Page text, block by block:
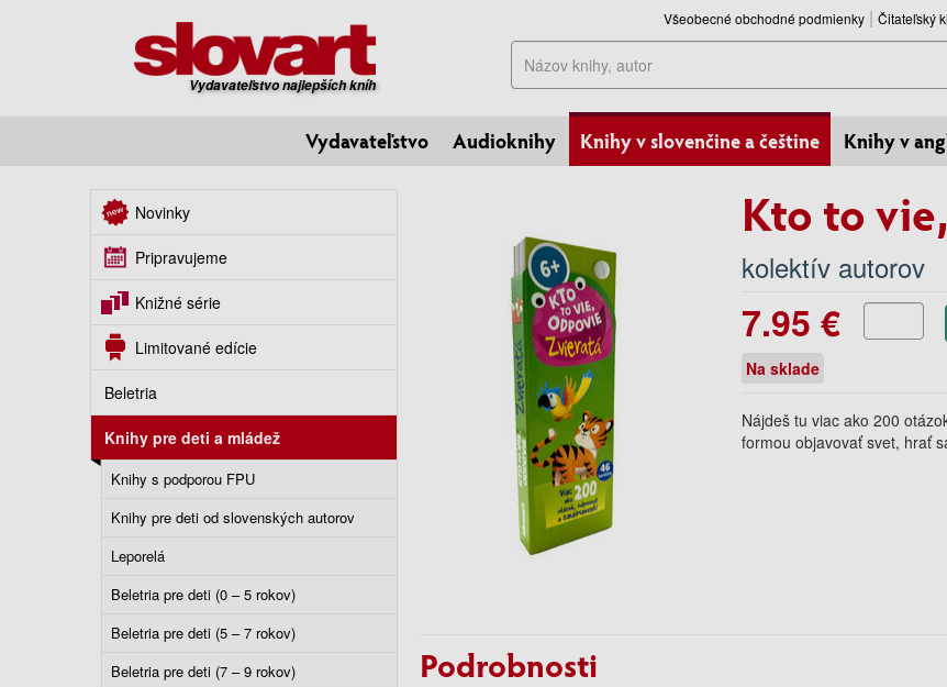
Vydavateľstvo najlepších kníh
Všeobecné obchodné podmienky Čitateľský
Hľadať
Vydavateľstvo Audioknihy Knihy v slovenčine a češtine Knihy v
Novinky
Pripravujeme
Knižné série
Limitované edície
Beletria
Knihy pre deti a mládež
Knihy s podporou FPU
Knihy pre deti od slovenských autorov
Leporelá
Beletria pre deti (0 – 5 rokov)
Beletria pre deti (5 – 7 rokov)
Beletria pre deti (7 – 9 rokov)
Kto to
kolektív autorov
7.95 €
Na sklade
Nájdeš tu viac ako 200
formou objavovať svet, hrať
Podrobnosti